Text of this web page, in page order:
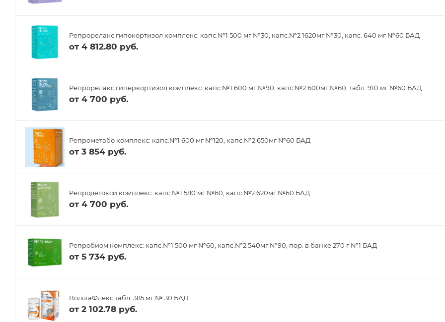
Репрорелакс гипокортизол комплекс: капс.№1 500 мг №30, капс.№2 1620мг №30, капс. 640 мг №60 БАД
от 4 812.80 руб.
Репрорелакс гиперкортизол комплекс: капс.№1 600 мг №90, капс.№2 600мг №60, табл. 910 мг №60 БАД
от 4 700 руб.
Репрометабо комплекс: капс.№1 600 мг №120, капс.№2 650мг №60 БАД
от 3 854 руб.
Репродетокси комплекс: капс.№1 580 мг №60, капс.№2 620мг №60 БАД
от 4 700 руб.
Репробиом комплекс: капс.№1 500 мг №60, капс.№2 540мг №90, пор. в банке 270 г №1 БАД
от 5 734 руб.
ВольтаФлекс табл. 385 мг № 30 БАД
от 2 102.78 руб.